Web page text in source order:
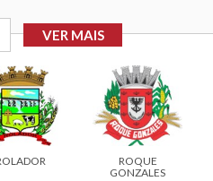
VER MAIS
ROQUE
SALVADOR DAS
MISSÕES